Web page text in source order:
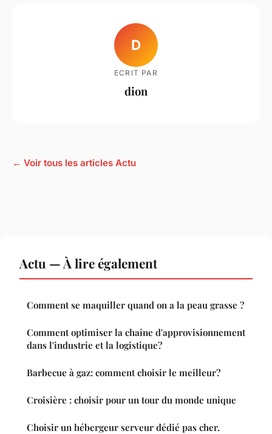
D
ECRIT PAR
dion
← Voir tous les articles Actu
Actu — À lire également
Comment se maquiller quand on a la peau grasse ?
Comment optimiser la chaîne d'approvisionnement
dans l'industrie et la logistique?
Barbecue à gaz: comment choisir le meilleur?
Croisière : choisir pour un tour du monde unique
Choisir un hébergeur serveur dédié pas cher.